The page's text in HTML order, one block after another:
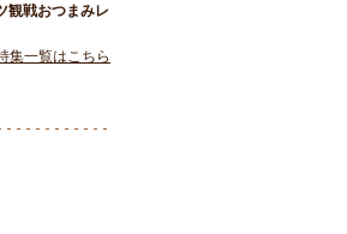
観戦おつまみレ
集一覧はこちら